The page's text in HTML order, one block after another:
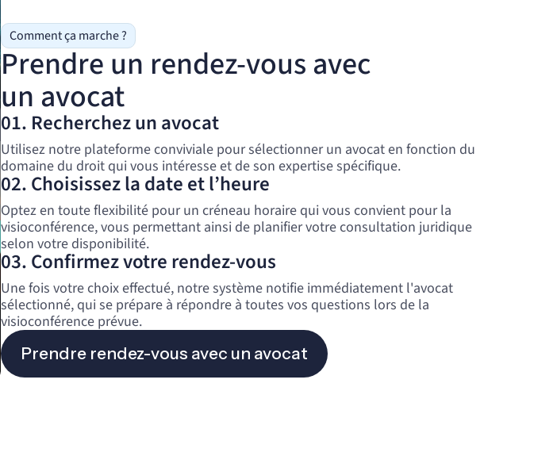
Comment ça marche ?
Prendre un rendez-vous avec
un avocat
01. Recherchez un avocat
Utilisez notre plateforme conviviale pour sélectionner un avocat en fonction du
domaine du droit qui vous intéresse et de son expertise spécifique.
02. Choisissez la date et l’heure
Optez en toute flexibilité pour un créneau horaire qui vous convient pour la
visioconférence, vous permettant ainsi de planifier votre consultation juridique
selon votre disponibilité.
03. Confirmez votre rendez-vous
Une fois votre choix effectué, notre système notifie immédiatement l'avocat
sélectionné, qui se prépare à répondre à toutes vos questions lors de la
visioconférence prévue.
Prendre rendez-vous avec un avocat